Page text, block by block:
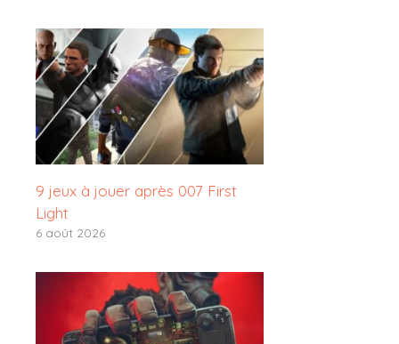
9 jeux à jouer après 007 First
Light
6 août 2026